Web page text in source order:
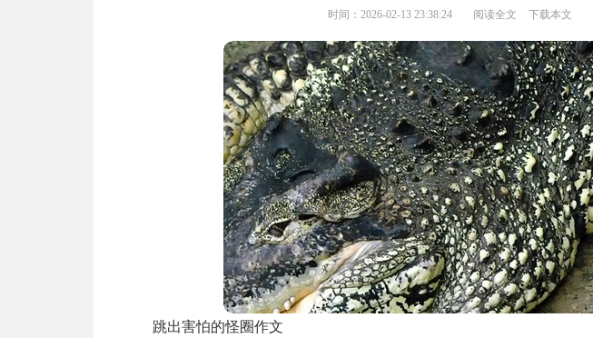
时间：2026-02-13 23:38:24 阅读全文 下载本文
跳出害怕的怪圈作文